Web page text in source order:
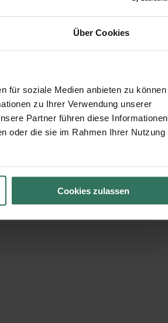
Über Cookies
für soziale Medien anbieten zu können
zu Ihrer Verwendung unserer
Partner führen diese Informationen
oder die sie im Rahmen Ihrer Nutzung
Cookies zulassen